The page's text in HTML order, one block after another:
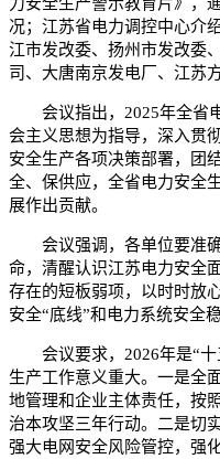
况；江苏省电力调控中心介
江市发改委、扬州市发改委
司、大唐南京发电厂、江苏
会议指出，2025年全省
会主义思想为指导，深入贯
安全生产各项决策部署，团
全、保供应，全省电力安全
展作出贡献。
会议强调，各单位要准
命，清醒认识江苏电力安全
存在的短板弱项，以时时放
安全“底线”和电力系统安全
会议要求，2026年是“
生产工作意义重大。一是全
地管理和企业主体责任，按
治本攻坚三年行动。二是切
强大电网安全风险管控，强